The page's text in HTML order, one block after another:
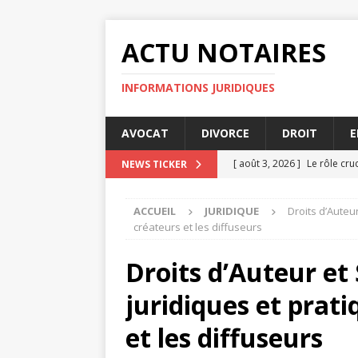
ACTU NOTAIRES
INFORMATIONS JURIDIQUES
AVOCAT DIVORCE DROIT
NEWS TICKER [ août 3, 2026 ] Le rôle
[ juillet 30, 2026 ]
[ août 4, 2026 ] Les
ACCUEIL JURIDIQUE
Droits
créateurs et les diffuseurs
Droits d’Auteur
juridiques et
et les diffuseurs